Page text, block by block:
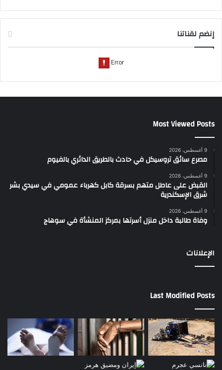
إنضم لقناتنا
Most Viewed Posts
9 أغسطس، 2026
مصرع سائق تروسيكل في حادث بالطريق الدائري بالفيوم
9 أغسطس، 2026
القبض على عاطل متهم بسرقة كابل كهرباء عمومي في سيدي بشر
شرق الإسكندرية
9 أغسطس، 2026
وفاة طالبة داخل منزل أسرتها بمركز المنشأة في سوهاج
الإعلانات
Last Modified Posts